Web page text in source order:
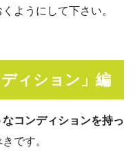
ようにして下さい。
ィション」編
なコンディションを持っ
です。